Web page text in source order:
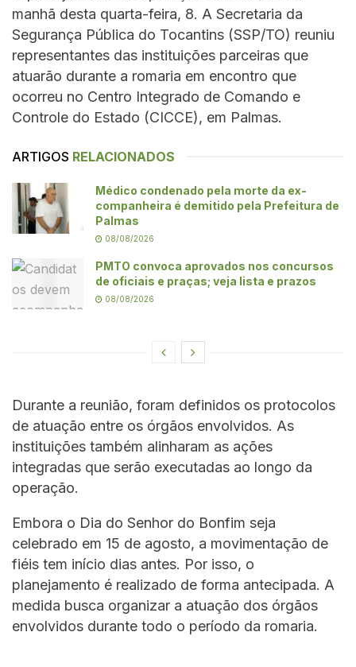
manhã desta quarta-feira, 8. A Secretaria da
Segurança Pública do Tocantins (SSP/TO) reuniu
representantes das instituições parceiras que
atuarão durante a romaria em encontro que
ocorreu no Centro Integrado de Comando e
Controle do Estado (CICCE), em Palmas.
ARTIGOS RELACIONADOS
Médico condenado pela morte da ex-
companheira é demitido pela Prefeitura de
Palmas
08/08/2026
PMTO convoca aprovados nos concursos
de oficiais e praças; veja lista e prazos
08/08/2026
Durante a reunião, foram definidos os protocolos
de atuação entre os órgãos envolvidos. As
instituições também alinharam as ações
integradas que serão executadas ao longo da
operação.
Embora o Dia do Senhor do Bonfim seja
celebrado em 15 de agosto, a movimentação de
fiéis tem início dias antes. Por isso, o
planejamento é realizado de forma antecipada. A
medida busca organizar a atuação dos órgãos
envolvidos durante todo o período da romaria.